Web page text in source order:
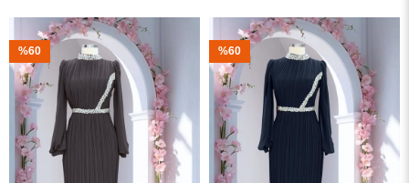
%60 %60